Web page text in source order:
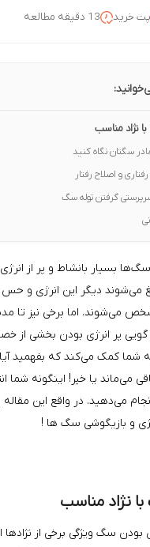
خرید 13 دقیقه مطالعه
نژاد مناسب
سگتان نگاه کنید
و اصلاح رفتار
گرفتن توله سگ
بسیار بانشاط و پر از
می‌شوند دیگر این انرژی و حس
می‌شوند. اما برخی نیز تا
گویی پر انرژی بودن بخشی از
شما کمک می‌کند که بفهمید
می‌ماند یا خیر! اینگونه شما
می‌دهید. در واقع این مقاله
و بازیگوشی سگ ها !
نژاد مناسب
بودن سگ ویژگی برخی از